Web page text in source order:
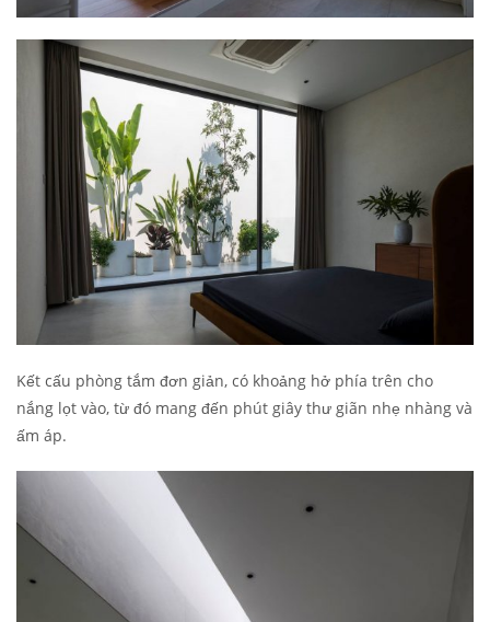
Kết cấu phòng tắm đơn giản, có khoảng hở phía trên cho
nắng lọt vào, từ đó mang đến phút giây thư giãn nhẹ nhàng và
ấm áp.